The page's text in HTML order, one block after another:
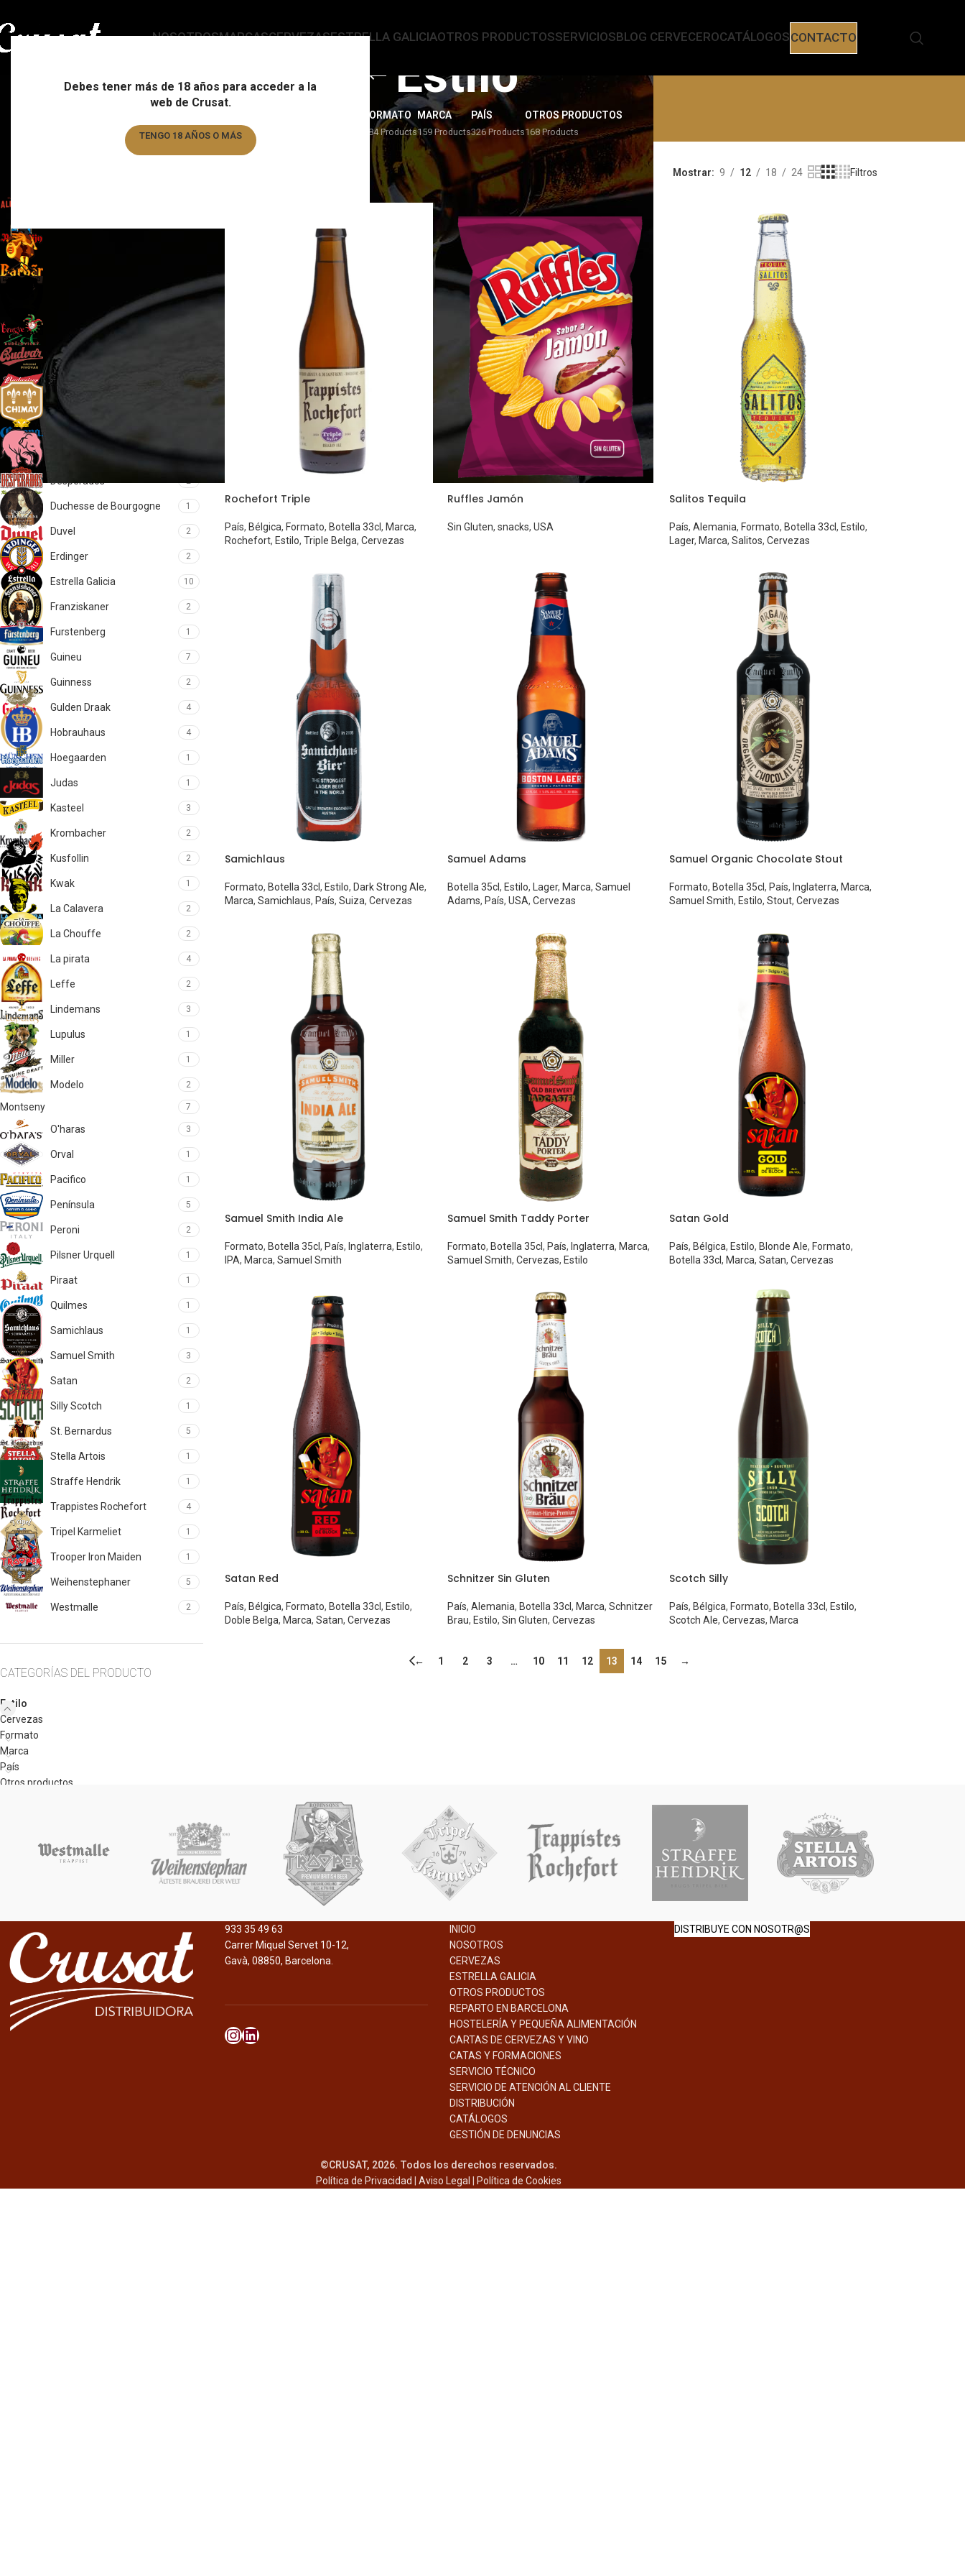
Debes tener más de 18 años para acceder a la
web de Crusat.
TENGO 18 AÑOS O MÁS
NOSOTROSMARCASCERVEZASESTRELLA GALICIAOTROS PRODUCTOSSERVICIOSBLOG CERVECEROCATÁLOGOSCONTACTO
Estilo
178 Products
FORMATO
284 Products
MARCA
159 Products
PAÍS
326 Products
OTROS PRODUCTOS
168 Products
Augustijn 1
6
Brugse Zot
Budejovicky Budvar
Budweiser 1
Chimay
Corona
1
Desperados 2
Duchesse de Bourgogne 1
Duvel 2
Erdinger 2
Estrella Galicia 10
Franziskaner 2
Furstenberg 1
Guineu 7
Guinness 2
Gulden Draak 4
Hobrauhaus 4
Hoegaarden 1
Judas 1
Kasteel 3
Krombacher 2
Kusfollin 2
Kwak 1
La Calavera 2
La Chouffe 2
La pirata 4
Leffe 2
Lindemans 3
Lupulus 1
Miller 1
Modelo 2
Montseny 7
O'haras 3
Orval 1
Pacifico 1
Península 5
Peroni 2
Pilsner Urquell 1
Piraat 1
Quilmes 1
Samichlaus 1
Samuel Smith 3
Satan 2
Silly Scotch 1
St. Bernardus 5
Stella Artois 1
Straffe Hendrik 1
Trappistes Rochefort 4
Tripel Karmeliet 1
Trooper Iron Maiden 1
Weihenstephaner 5
Westmalle 2
CATEGORÍAS DEL PRODUCTO
Estilo
Cervezas
Formato
Marca
País
Otros productos
Mostrar 9 12 18 24 Filtros
Rochefort Triple
País, Bélgica, Formato, Botella 33cl, Marca,
Rochefort, Estilo, Triple Belga, Cervezas
Ruffles Jamón
Sin Gluten, snacks, USA
Salitos Tequila
País, Alemania, Formato, Botella 33cl, Estilo,
Lager, Marca, Salitos, Cervezas
Samichlaus
Formato, Botella 33cl, Estilo, Dark Strong Ale,
Marca, Samichlaus, País, Suiza, Cervezas
Samuel Adams
Botella 35cl, Estilo, Lager, Marca, Samuel
Adams, País, USA, Cervezas
Samuel Organic Chocolate Stout
Formato, Botella 35cl, País, Inglaterra, Marca,
Samuel Smith, Estilo, Stout, Cervezas
Samuel Smith India Ale
Formato, Botella 35cl, País, Inglaterra, Estilo,
IPA, Marca, Samuel Smith
Samuel Smith Taddy Porter
Formato, Botella 35cl, País, Inglaterra, Marca,
Samuel Smith, Cervezas, Estilo
Satan Gold
País, Bélgica, Estilo, Blonde Ale, Formato,
Botella 33cl, Marca, Satan, Cervezas
Satan Red
País, Bélgica, Formato, Botella 33cl, Estilo,
Doble Belga, Marca, Satan, Cervezas
Schnitzer Sin Gluten
País, Alemania, Botella 33cl, Marca, Schnitzer
Brau, Estilo, Sin Gluten, Cervezas
Scotch Silly
País, Bélgica, Formato, Botella 33cl, Estilo,
Scotch Ale, Cervezas, Marca
← 1 2 3 … 10 11 12 13 14 15 →
933 35 49 63
Carrer Miquel Servet 10-12,
Gavà, 08850, Barcelona.
INICIO
NOSOTROS
CERVEZAS
ESTRELLA GALICIA
OTROS PRODUCTOS
REPARTO EN BARCELONA
HOSTELERÍA Y PEQUEÑA ALIMENTACIÓN
CARTAS DE CERVEZAS Y VINO
CATAS Y FORMACIONES
SERVICIO TÉCNICO
SERVICIO DE ATENCIÓN AL CLIENTE
DISTRIBUCIÓN
CATÁLOGOS
GESTIÓN DE DENUNCIAS
DISTRIBUYE CON NOSOTR@S
©CRUSAT, 2026. Todos los derechos reservados.
Política de Privacidad
Aviso Legal Política de Cookies